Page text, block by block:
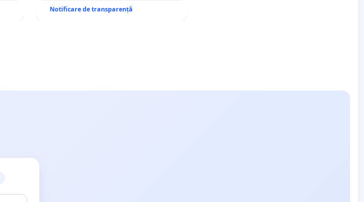
Notificare de transparență